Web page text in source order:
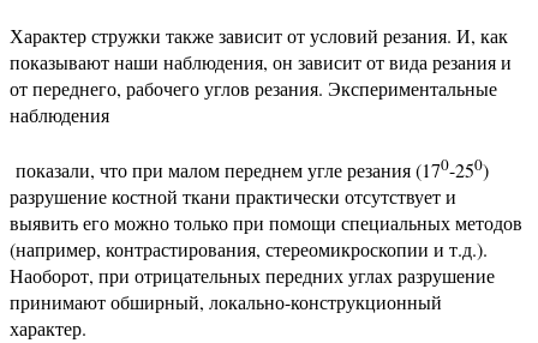
Характер стружки также зависит от условий резания. И, как
показывают наши наблюдения, он зависит от вида резания и
от переднего, рабочего углов резания. Экспериментальные
наблюдения
показали, что при малом переднем угле резания (170-250)
разрушение костной ткани практически отсутствует и
выявить его можно только при помощи специальных методов
(например, контрастирования, стереомикроскопии и т.д.).
Наоборот, при отрицательных передних углах разрушение
принимают обширный, локально-конструкционный
характер.